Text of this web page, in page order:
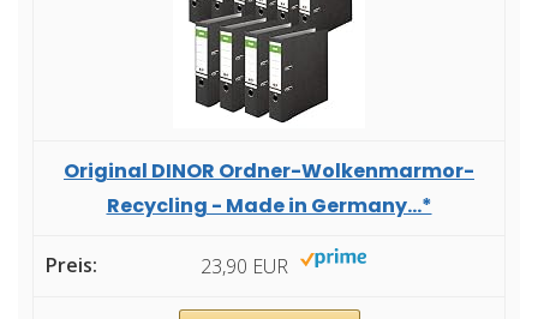
Original DINOR Ordner-Wolkenmarmor-
Recycling - Made in Germany...*
23,90 EUR